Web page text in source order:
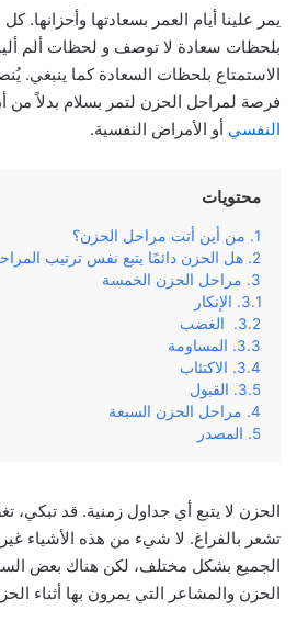
يمر علينا أيام العمر بسعادتها
بلحظات سعادة لا توصف و لحظات ألم
الاستمتاع بلحظات السعادة كما ينبغي.
فرصة لمراحل الحزن لتمر بسلام بدلاً
النفسي أو الأمراض النفسية.
محتويات
من أين أتت مراحل الحزن؟
هل الحزن دائمًا يتبع نفس ترتيب
مراحل الحزن الخمسة
الإنكار
الغضب
المساومة
الاكتئاب
القبول
مراحل الحزن السبعة
المصدر
الحزن لا يتبع أي جداول زمنية. قد
تشعر بالفراغ. لا شيء من هذه الأشياء
الجميع بشكل مختلف، لكن هناك بعض
الحزن والمشاعر التي يمرون بها أثناء